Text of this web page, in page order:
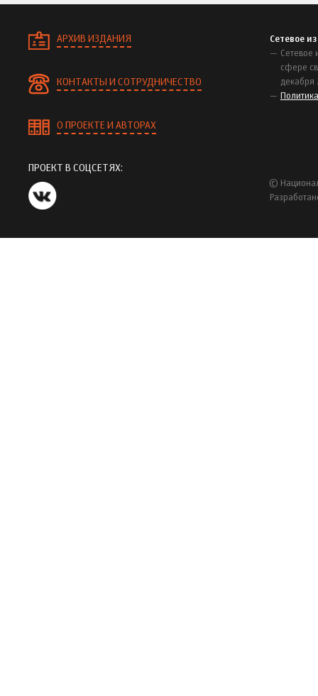
АРХИВ ИЗДАНИЯ
КОНТАКТЫ И СОТРУДНИЧЕСТВО
О ПРОЕКТЕ И АВТОРАХ
Сетевое
Сетевое
сфере
декабря
ПРОЕКТ В СОЦСЕТЯХ:
©